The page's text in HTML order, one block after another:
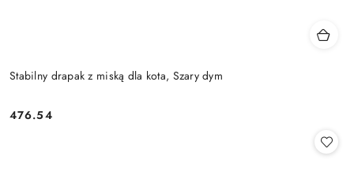
Stabilny drapak z miską dla kota, Szary dym
Cena:
476.54